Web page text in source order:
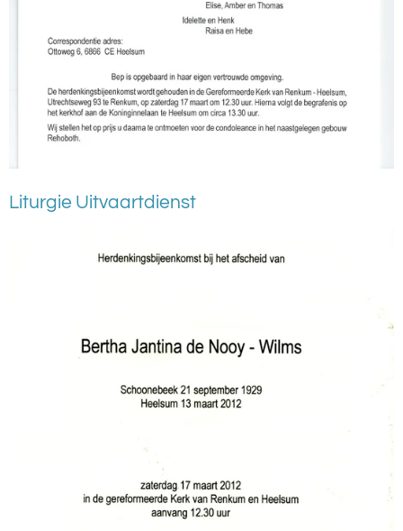
Liturgie Uitvaartdienst